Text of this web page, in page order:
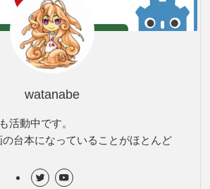
watanabe
活動中です。
台本になっていることがほとんど